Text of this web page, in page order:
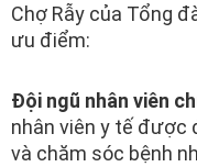
Chợ Rẫy của Tổng
ưu điểm:
Đội ngũ nhân viên
nhân viên y tế được
và chăm sóc bệnh